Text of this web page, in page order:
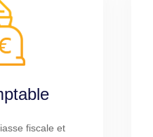
fiscale et